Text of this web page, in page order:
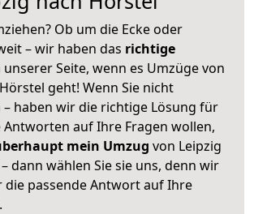
Ob um die Ecke oder
– wir haben das richtige
unserer Seite, wenn es Umzüge von
geht! Wenn Sie nicht
haben wir die richtige Lösung für
Antworten auf Ihre Fragen wollen,
mein Umzug von Leipzig
dann wählen Sie sie uns, denn wir
die passende Antwort auf Ihre